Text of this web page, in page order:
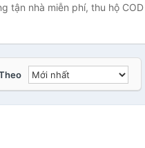
tận nhà miễn phí, thu hộ COD